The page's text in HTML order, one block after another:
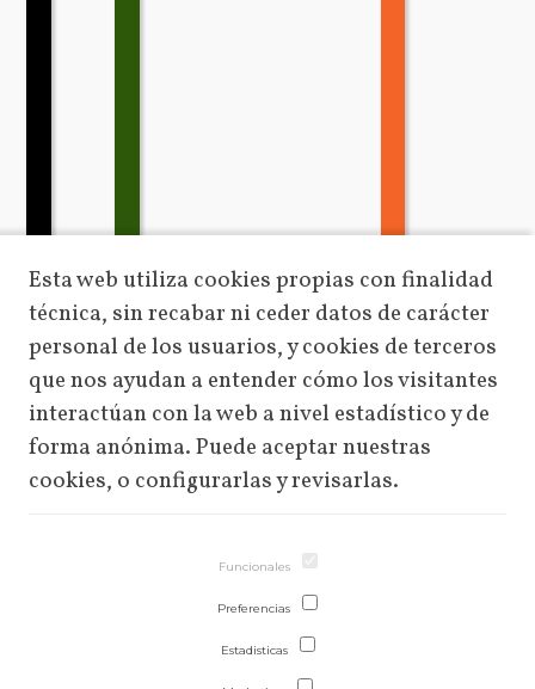
Esta web utiliza cookies propias con finalidad
técnica, sin recabar ni ceder datos de carácter
personal de los usuarios, y cookies de terceros
que nos ayudan a entender cómo los visitantes
interactúan con la web a nivel estadístico y de
forma anónima. Puede aceptar nuestras
cookies, o configurarlas y revisarlas.
Funcionales
Preferencias
Estadisticas